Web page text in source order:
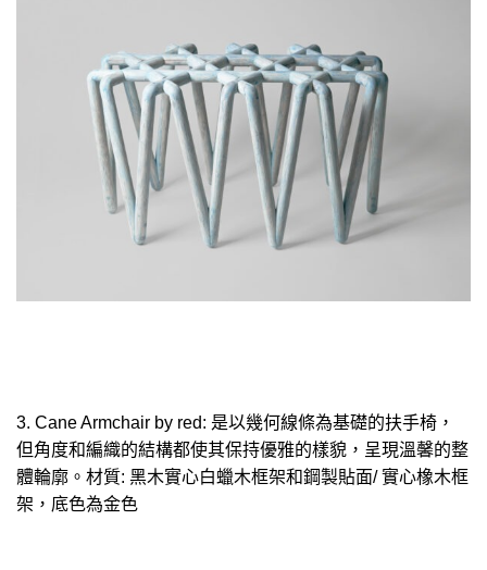
3. Cane Armchair by red: 是以幾何線條為基礎的扶手椅，
但角度和編織的結構都使其保持優雅的樣貌，呈現溫馨的整
體輪廓。材質: 黑木實心白蠟木框架和鋼製貼面/ 實心橡木框
架，底色為金色